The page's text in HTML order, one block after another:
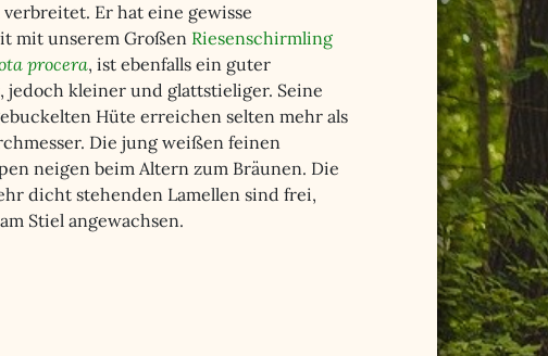
Er hat eine gewisse
mit unserem Großen Riesenschirmling
procera, ist ebenfalls ein guter
jedoch kleiner und glattstieliger. Seine
Hüte erreichen selten mehr als
Die jung weißen feinen
neigen beim Altern zum Bräunen. Die
dicht stehenden Lamellen sind frei,
Stiel angewachsen.